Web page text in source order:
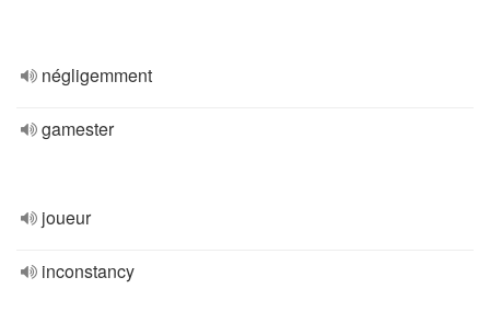
négligemment
gamester
joueur
inconstancy